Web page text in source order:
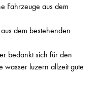
Fahrzeuge aus dem
dem bestehenden
bedankt sich für den
wasser luzern allzeit gute